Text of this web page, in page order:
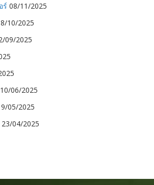
ร์ 08/11/2025
10/2025
09/2025
10/06/2025
05/2025
23/04/2025